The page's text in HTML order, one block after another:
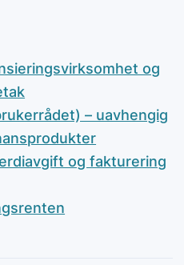
og
– uavhengig
og fakturering